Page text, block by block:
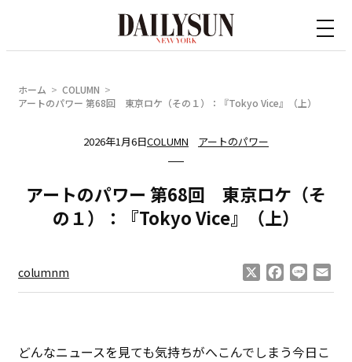
ホーム
COLUMN
アートのパワー 第68回 東京ロケ（その１）：『Tokyo Vice』（上）
2026年1月6日COLUMN アートのパワー
アートのパワー 第68回 東京ロケ（そ
の１）：『Tokyo Vice』（上）
columnm Facebook
Line
どんなニュースを見ても気持ちがへこんでしまう今日こ